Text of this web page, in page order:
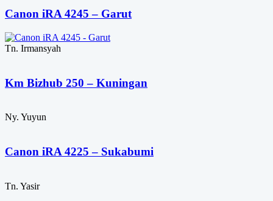
Canon iRA 4245 – Garut
Tn. Irmansyah
Km Bizhub 250 – Kuningan
Ny. Yuyun
Canon iRA 4225 – Sukabumi
Tn. Yasir